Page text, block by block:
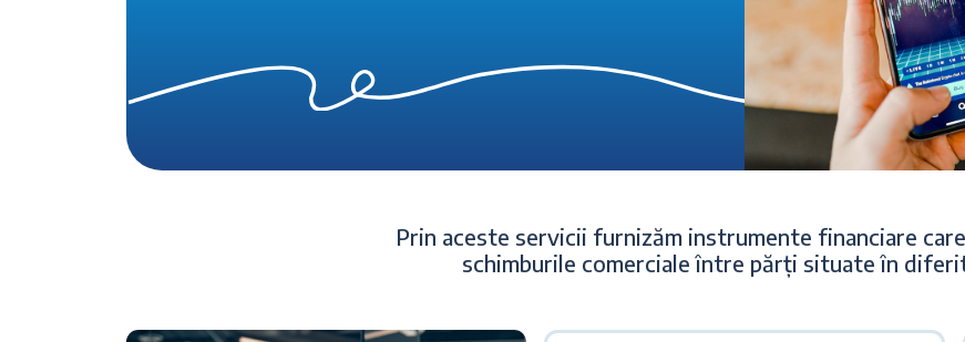
Prin aceste servicii furnizăm instrumente financiare
schimburile comerciale între părți situate în